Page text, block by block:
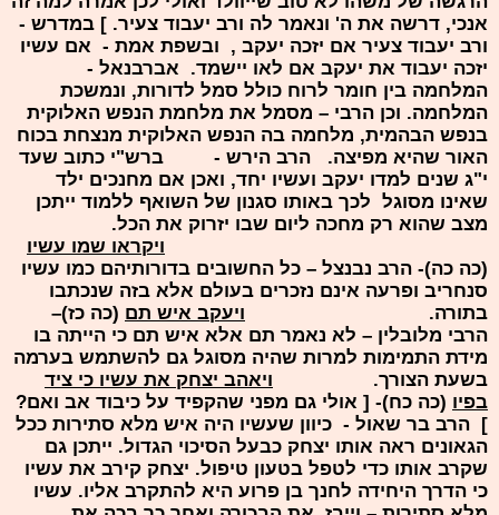
אנכי, דרשה את ה' ונאמר לה ורב יעבוד צעיר. ] במדרש -
ורב יעבוד צעיר אם יזכה יעקב , ובשפת אמת - אם עשיו
יזכה יעבוד את יעקב אם לאו יישמד. אברבנאל -
המלחמה בין חומר לרוח כולל סמל לדורות, ונמשכת
המלחמה. וכן הרבי – מסמל את מלחמת הנפש האלוקית
בנפש הבהמית, מלחמה בה הנפש האלוקית מנצחת בכוח
האור שהיא מפיצה. הרב הירש - ברש"י כתוב שעד
י"ג שנים למדו יעקב ועשיו יחד, ואכן אם מחנכים ילד
שאינו מסוגל לכך באותו סגנון של השואף ללמוד ייתכן
מצב שהוא רק מחכה ליום שבו יזרוק את הכל.
ויקראו שמו עשיו
(כה כה)- הרב נבנצל – כל החשובים בדורותיהם כמו עשיו
סנחריב ופרעה אינם נזכרים בעולם אלא בזה שנכתבו
בתורה. ויעקב איש תם (כה כז)–
הרבי מלובלין – לא נאמר תם אלא איש תם כי הייתה בו
מידת התמימות למרות שהיה מסוגל גם להשתמש בערמה
בשעת הצורך. ויאהב יצחק את עשיו כי ציד
בפיו (כה כח)- [ אולי גם מפני שהקפיד על כיבוד אב ואם?
] הרב בר שאול - כיוון שעשיו היה איש מלא סתירות ככל
הגאונים ראה אותו יצחק כבעל הסיכוי הגדול. ייתכן גם
שקרב אותו כדי לטפל בטעון טיפול. יצחק קירב את עשיו
כי הדרך היחידה לחנך בן פרוע היא להתקרב אליו. עשיו